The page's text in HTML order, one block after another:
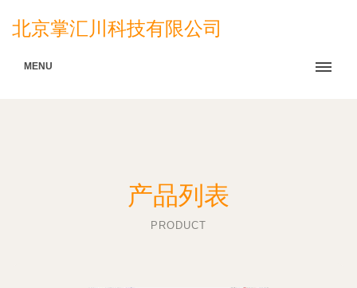
北京掌汇川科技有限公司
MENU
产品列表
PRODUCT